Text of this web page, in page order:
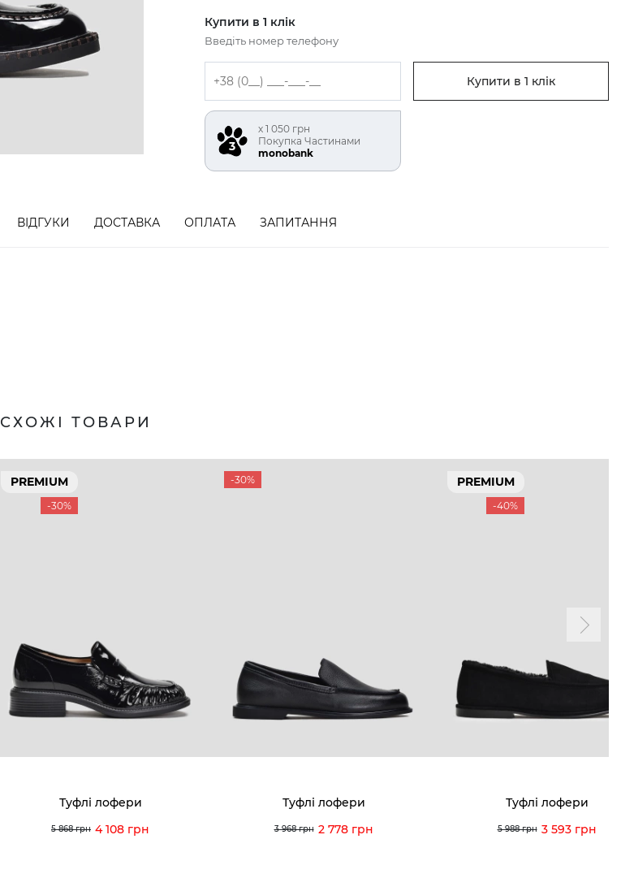
Купити в 1 клік
Введіть номер телефону
Купити в 1 клік
х 1 050 грн
Покупка Частинами
monobank
ВІДГУКИ ДОСТАВКА ОПЛАТА ЗАПИТАННЯ
СХОЖІ ТОВАРИ
PREMIUM
-30%
Туфлі лофери
5 868 грн 4 108 грн
-30%
Туфлі лофери
3 968 грн 2 778 грн
PREMIUM
-40%
Туфлі лофери
5 988 грн 3 593 грн